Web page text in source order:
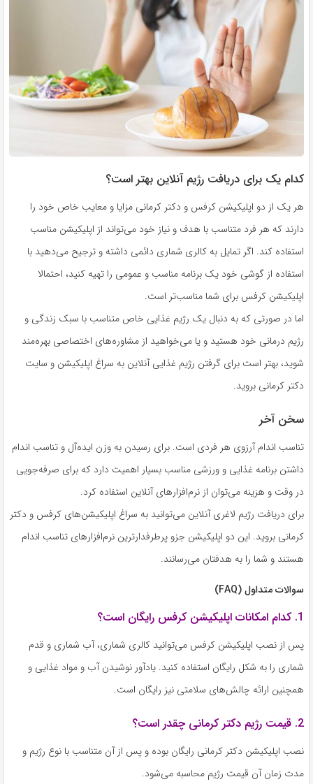
کدام یک برای دریافت رژیم آنلاین بهتر است؟
هر یک از دو اپلیکیشن کرفس و دکتر کرمانی مزایا و معایب خاص خود را
دارند که هر فرد متناسب با هدف و نیاز خود می‌تواند از اپلیکیشن مناسب
استفاده کند. اگر تمایل به کالری شماری دائمی داشته و ترجیح می‌دهید با
استفاده از گوشی خود یک برنامه مناسب و عمومی را تهیه کنید، احتمالا
اپلیکیشن کرفس برای شما مناسب‌تر است.
اما در صورتی که به دنبال یک رژیم غذایی خاص متناسب با سبک زندگی و
رژیم درمانی خود هستید و یا می‌خواهید از مشاوره‌های اختصاصی بهره‌مند
شوید، بهتر است برای گرفتن رژیم غذایی آنلاین به سراغ اپلیکیشن و سایت
دکتر کرمانی بروید.
سخن آخر
تناسب اندام آرزوی هر فردی است. برای رسیدن به وزن ایده‌آل و تناسب اندام
داشتن برنامه غذایی و ورزشی مناسب بسیار اهمیت دارد که برای صرفه‌جویی
در وقت و هزینه می‌توان از نرم‌افزارهای آنلاین استفاده کرد.
برای دریافت رژیم لاغری آنلاین ‌می‌توانید به سراغ اپلیکیشن‌های کرفس و دکتر
کرمانی بروید. این دو اپلیکیشن جزو پرطرفدارترین نرم‌افزارهای تناسب اندام
هستند و شما را به هدفتان می‌رسانند.
سوالات متداول (FAQ)
1. کدام امکانات اپلیکیشن کرفس رایگان است؟
پس از نصب اپلیکیشن کرفس می‌توانید کالری شماری، آب‌ شماری و قدم
شماری را به شکل رایگان استفاده کنید. یادآور نوشیدن آب و مواد غذایی و
همچنین ارائه چالش‌های سلامتی نیز رایگان است.
2. قیمت رژیم دکتر کرمانی چقدر است؟
نصب اپلیکیشن دکتر کرمانی رایگان بوده و پس از آن متناسب با نوع رژیم و
مدت زمان آن قیمت رژیم محاسبه می‌شود.